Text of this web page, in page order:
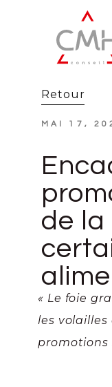
Retour
MAI 17,
de la
« Le foie
les
promotions